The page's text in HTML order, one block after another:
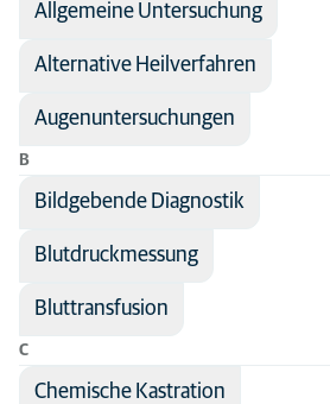
Name der Leistung
Fachbereich
Alle Tierarten
Hund
Katze
Allgemeine Untersuchung
Alternative Heilverfahren
Augenuntersuchungen
B
Bildgebende Diagnostik
Blutdruckmessung
Bluttransfusion
C
Chemische Kastration